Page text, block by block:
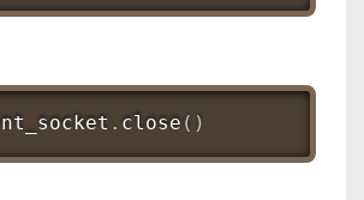
. close ( )